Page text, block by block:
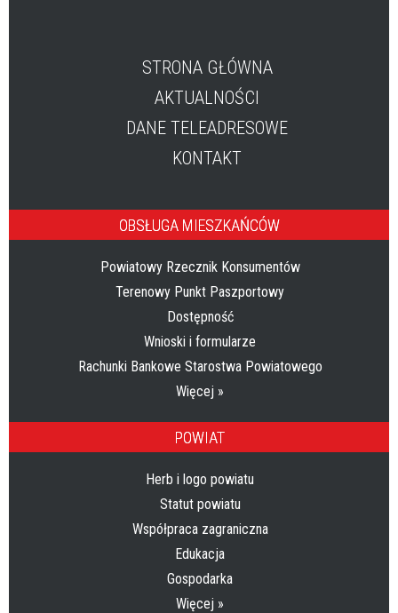
STRONA GŁÓWNA
AKTUALNOŚCI
DANE TELEADRESOWE
KONTAKT
OBSŁUGA MIESZKAŃCÓW
Powiatowy Rzecznik Konsumentów
Terenowy Punkt Paszportowy
Dostępność
Wnioski i formularze
Rachunki Bankowe Starostwa Powiatowego
Więcej »
POWIAT
Herb i logo powiatu
Statut powiatu
Współpraca zagraniczna
Edukacja
Gospodarka
Więcej »